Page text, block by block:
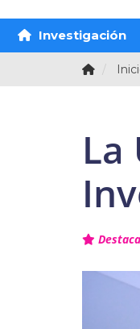
Investigación
La